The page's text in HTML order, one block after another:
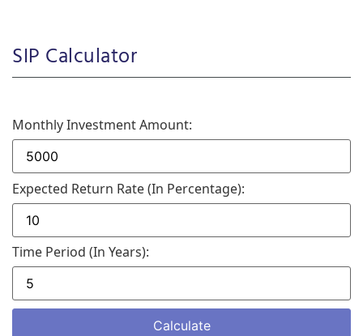
SIP Calculator
Monthly Investment Amount:
Expected Return Rate (in Percentage):
Time Period (in Years):